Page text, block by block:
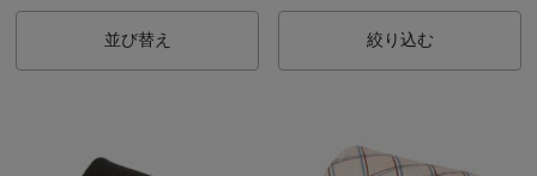
並び替え 絞り込む